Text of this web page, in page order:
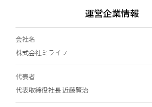
運営企業情報
会社名
株式会社ミライフ
代表者
代表取締役社長 近藤賢治